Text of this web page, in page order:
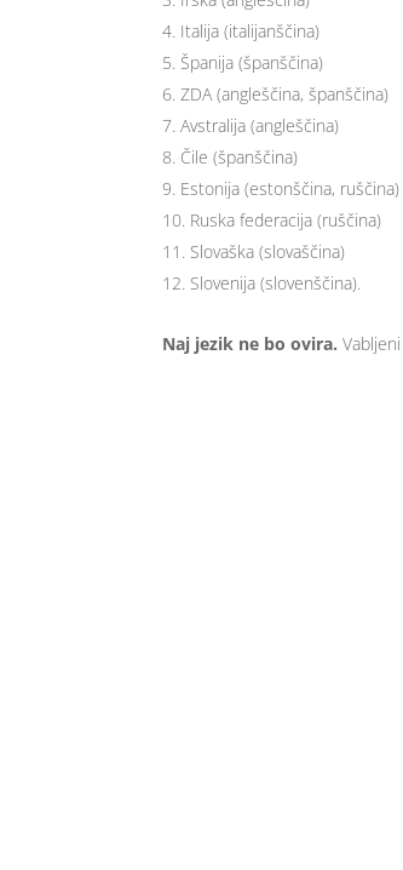
Italija (italijanščina)
Španija (španščina)
ZDA (angleščina, španščina)
Avstralija (angleščina)
Čile (španščina)
Estonija (estonščina, ruščina)
Ruska federacija (ruščina)
Slovaška (slovaščina)
Slovenija (slovenščina).
Naj jezik ne bo ovira.